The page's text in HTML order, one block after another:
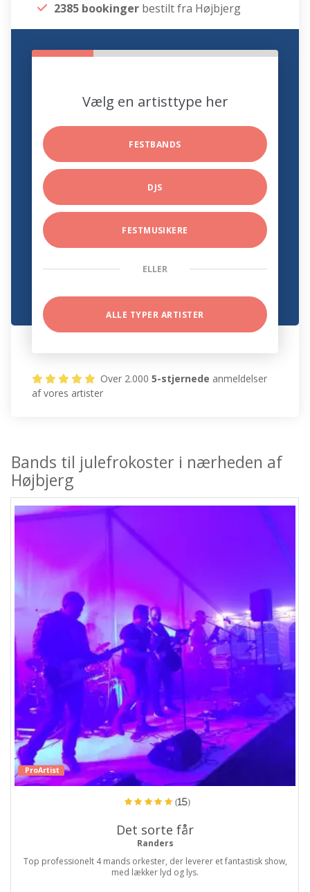
2385 bookinger bestilt fra Højbjerg
Vælg en artisttype her
FESTBANDS
DJS
FESTMUSIKERE
ELLER
ALLE TYPER ARTISTER
Over 2.0005-stjernede anmeldelser
af vores artister
Bands til julefrokoster i nærheden af
Højbjerg
ProArtist
(15)
Det sorte får
Randers
Top professionelt 4 mands orkester, der leverer et fantastisk show,
med lækker lyd og lys.